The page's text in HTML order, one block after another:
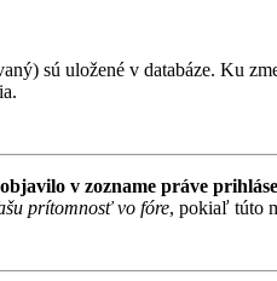
sú uložené v databáze. Ku
v zozname práve
prítomnosť vo fóre, pokiaľ túto